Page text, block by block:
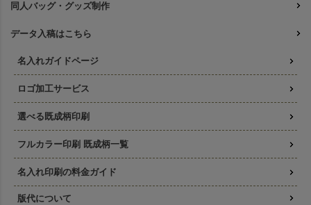
同人バッグ・グッズ制作
データ入稿はこちら
名入れガイドページ
ロゴ加工サービス
選べる既成柄印刷
フルカラー印刷 既成柄一覧
名入れ印刷の料金ガイド
版代について